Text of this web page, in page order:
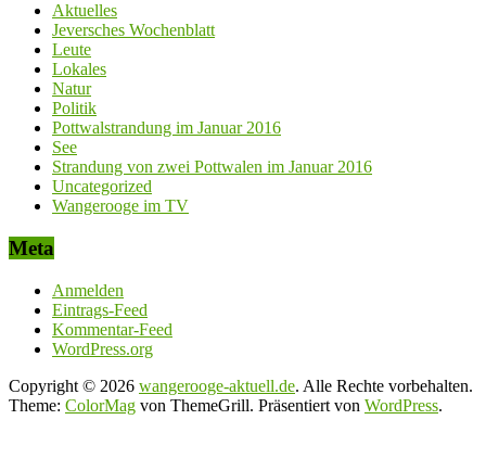
Aktuelles
Jeversches Wochenblatt
Leute
Lokales
Natur
Politik
Pottwalstrandung im Januar 2016
See
Strandung von zwei Pottwalen im Januar 2016
Uncategorized
Wangerooge im TV
Meta
Anmelden
Eintrags-Feed
Kommentar-Feed
WordPress.org
Copyright © 2026 wangerooge-aktuell.de. Alle Rechte vorbehalten.
Theme: ColorMag von ThemeGrill. Präsentiert von WordPress.